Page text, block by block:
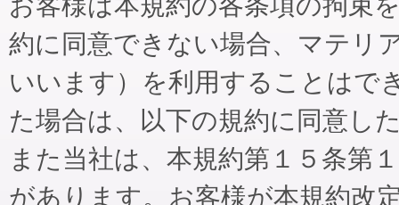
約に同意できない場合、マテリ
いいます）を利用することはで
た場合は、以下の規約に同意し
また当社は、本規約第１５条第
があります。お客様が本規約改